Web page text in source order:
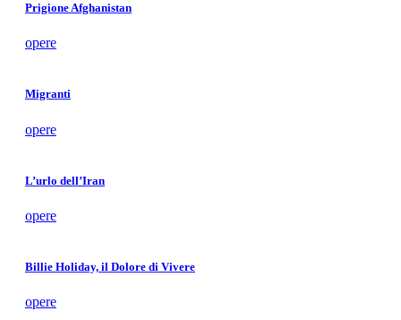
Prigione Afghanistan
opere
Migranti
opere
L’urlo dell’Iran
opere
Billie Holiday, il Dolore di Vivere
opere